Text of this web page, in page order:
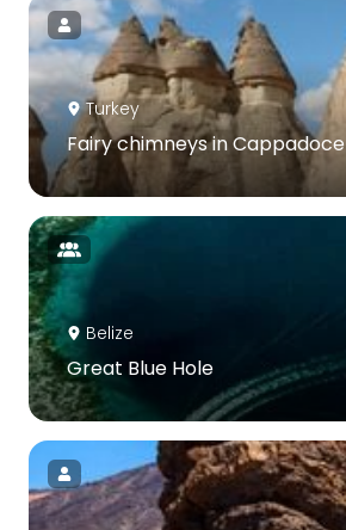
Turkey
Fairy chimneys in Cappadoce
Belize
Great Blue Hole